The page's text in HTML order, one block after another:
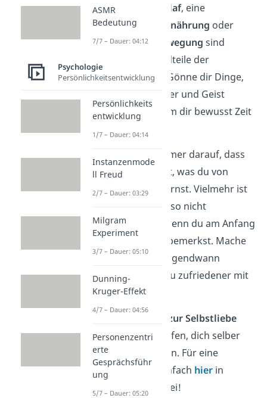
ausreichend
Schlaf, eine
ausgewogene
Ernährung oder
regelmäßige
Bewegung sind
wichtige Bestandteile der
Selbstfürsorge. Gönne dir Dinge,
die deinem Körper und Geist
guttun, und nimm dir bewusst Zeit
dafür.
Achte dabei aber immer darauf, dass
Selbstliebe
nichts ist, was du von
heute auf morgen lernst. Vielmehr ist
. Sei also nicht
niedergeschlagen, wenn du am Anfang
keine Veränderung bemerkst. Mache
einfach weiter und irgendwann
bemerkst du, dass du zufriedener mit
dir selbst bist.
Tipp:
Sprüche zur Selbstliebe
können dir dabei helfen, dich selber
mehr wertzuschätzen. Für eine
Sammlung schau einfach hier in
unserem Video vorbei!
ASMR
Bedeutung
7/7 – Dauer: 04:12
Psychologie
Persönlichkeitsentwicklung
Persönlichkeits
entwicklung
1/7 – Dauer: 04:14
Instanzenmode
ll Freud
2/7 – Dauer: 03:29
Milgram
Experiment
3/7 – Dauer: 05:10
Dunning-
Kruger-Effekt
4/7 – Dauer: 04:56
Personenzentri
erte
Gesprächsführ
ung
5/7 – Dauer: 05:20